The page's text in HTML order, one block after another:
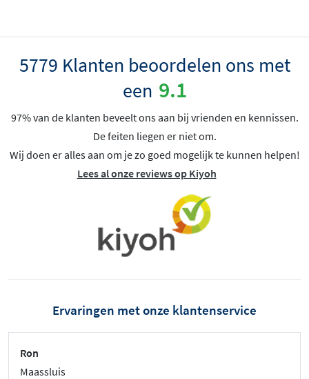
5779 Klanten beoordelen ons met
een 9.1
97% van de klanten beveelt ons aan bij vrienden en kennissen.
De feiten liegen er niet om.
Wij doen er alles aan om je zo goed mogelijk te kunnen helpen!
Lees al onze reviews op Kiyoh
Ervaringen met onze klantenservice
Ron
Maassluis